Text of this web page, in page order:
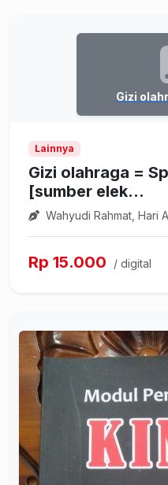
Gizi
Lainnya
Gizi olahraga =
[sumber elek...
Wahyudi Rahmat, Hari
Rp 15.000 / digital